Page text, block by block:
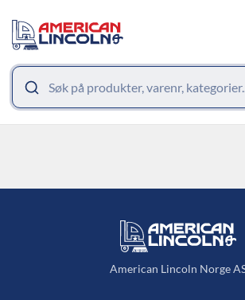
American Lincoln Norge